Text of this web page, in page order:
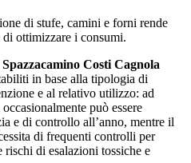
di stufe, camini e forni rende
di ottimizzare i consumi.
Spazzacamino Costi Cagnola
in base alla tipologia di
e al relativo utilizzo: ad
può essere
e di controllo all’anno, mentre il
di frequenti controlli per
di esalazioni tossiche e